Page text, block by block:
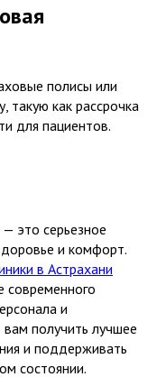
полисы или
такую как рассрочка
для пациентов.
это серьезное
и комфорт.
в Астрахани
современного
и
получить лучшее
и поддерживать
состоянии.